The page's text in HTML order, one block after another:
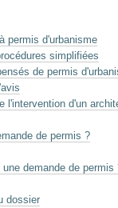
permis d'urbanisme
simplifiées
de permis
l'intervention d'un
de permis ?
demande de permis
dossier